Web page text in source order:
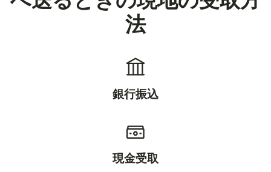
法
銀行振込
現金受取